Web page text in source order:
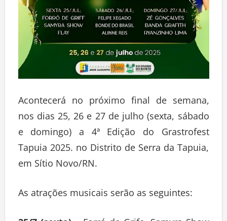
Acontecerá no próximo final de semana,
nos dias 25, 26 e 27 de julho (sexta, sábado
e domingo) a 4ª Edição do Grastrofest
Tapuia 2025. no Distrito de Serra da Tapuia,
em Sítio Novo/RN.
As atrações musicais serão as seguintes: